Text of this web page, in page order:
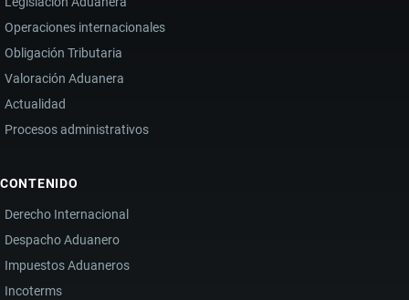
Operaciones internacionales
Obligación Tributaria
Valoración Aduanera
Actualidad
Procesos administrativos
CONTENIDO
Derecho Internacional
Despacho Aduanero
Impuestos Aduaneros
Incoterms